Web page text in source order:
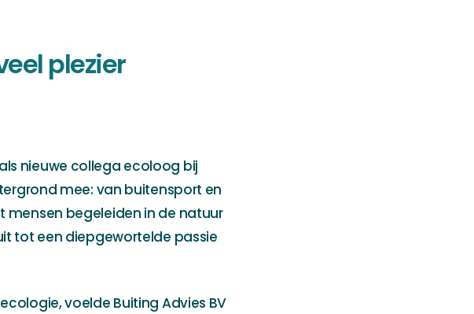
plezier
nieuwe collega ecoloog bij
mee: van buitensport en
begeleiden in de natuur
tot een diepgewortelde passie
voelde Buiting Advies BV